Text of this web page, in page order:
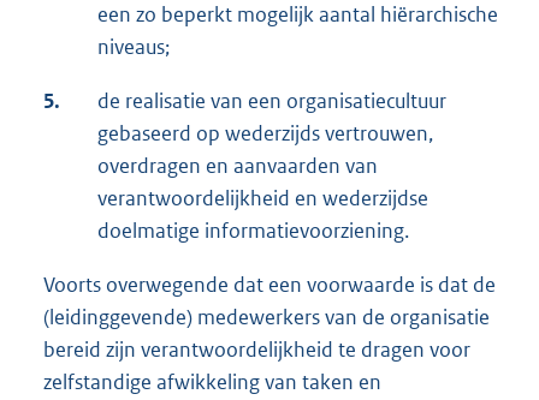
een zo beperkt mogelijk aantal hiërarchische
niveaus;
5.
de realisatie van een organisatiecultuur
gebaseerd op wederzijds vertrouwen,
overdragen en aanvaarden van
verantwoordelijkheid en wederzijdse
doelmatige informatievoorziening.
Voorts overwegende dat een voorwaarde is dat de
(leidinggevende) medewerkers van de organisatie
bereid zijn verantwoordelijkheid te dragen voor
zelfstandige afwikkeling van taken en